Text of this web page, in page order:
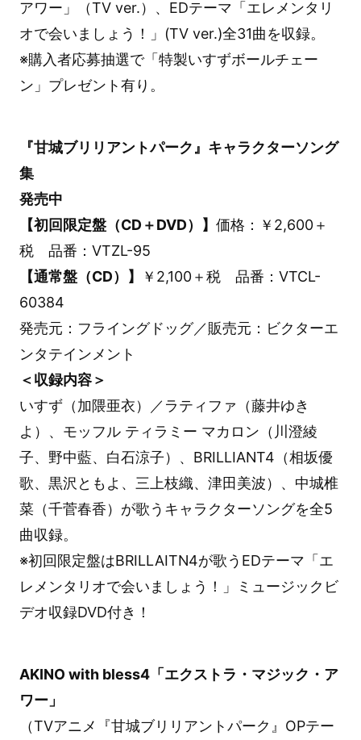
アワー」（TV ver.）、EDテーマ「エレメンタリ
オで会いましょう！」(TV ver.)全31曲を収録。
※購入者応募抽選で「特製いすずボールチェー
ン」プレゼント有り。
『甘城ブリリアントパーク』キャラクターソング
集
発売中
【初回限定盤（CD＋DVD）】 価格：￥2,600＋
税 品番：VTZL-95
【通常盤（CD）】
￥2,100＋税 品番：VTCL-
60384
発売元：フライングドッグ／販売元：ビクターエ
ンタテインメント
＜収録内容＞
いすず（加隈亜衣）／ラティファ（藤井ゆき
よ）、モッフル ティラミー マカロン（川澄綾
子、野中藍、白石涼子）、BRILLIANT4（相坂優
歌、黒沢ともよ、三上枝織、津田美波）、中城椎
菜（千菅春香）が歌うキャラクターソングを全5
曲収録。
※初回限定盤はBRILLAITN4が歌うEDテーマ「エ
レメンタリオで会いましょう！」ミュージックビ
デオ収録DVD付き！
AKINO with bless4「エクストラ・マジック・ア
ワー」
（TVアニメ『甘城ブリリアントパーク』OPテー